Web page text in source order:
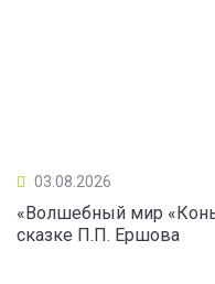
03.08.2026
«Волшебный мир
сказке П.П. Ершова